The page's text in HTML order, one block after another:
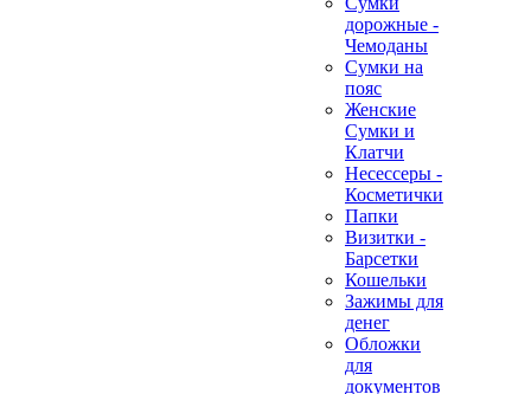
дорожные -
Чемоданы
Сумки на
пояс
Женские
Сумки и
Клатчи
Несессеры -
Косметички
Папки
Визитки -
Барсетки
Кошельки
Зажимы для
денег
Обложки
для
документов